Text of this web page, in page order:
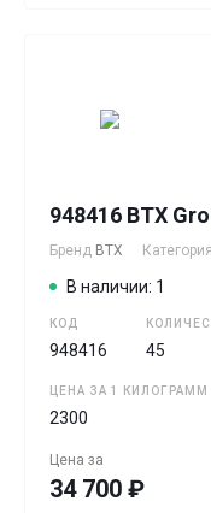
948416 BTX
Бренд BTX Категория
В наличии: 1
КОД
948416 45
ЦЕНА ЗА 1
2300
Цена за
34 700 ₽